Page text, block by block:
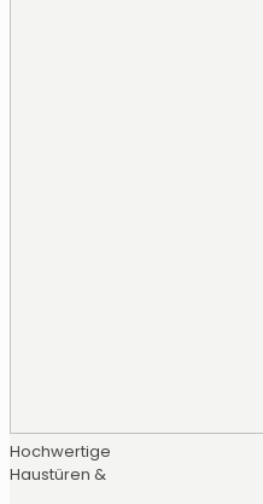
Hochwertige
Haustüren &